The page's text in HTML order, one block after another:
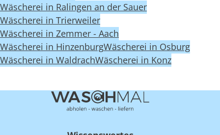
Wäscherei in Ralingen an der Sauer
Wäscherei in Trierweiler
Wäscherei in Zemmer - Aach
Wäscherei in HinzenburgWäscherei in Osburg
Wäscherei in WaldrachWäscherei in Konz